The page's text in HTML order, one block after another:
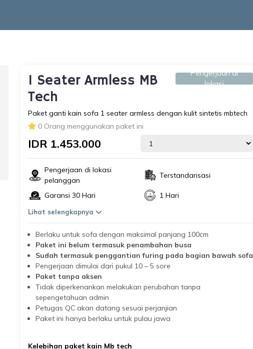
1 Seater Armless MB
Tech
Pengerjaan di
lokasi
Paket ganti kain sofa 1 seater armless dengan kulit sintetis mbtech
0 Orang menggunakan paket ini
IDR 1.453.000
Pengerjaan di lokasi
pelanggan
Terstandarisasi
Garansi 30 Hari 1 Hari
Lihat selengkapnya
Berlaku untuk sofa dengan maksimal panjang 100cm
Paket ini belum termasuk penambahan busa
Sudah termasuk penggantian furing pada bagian bawah sofa
Pengerjaan dimulai dari pukul 10 – 5 sore
Paket tanpa aksen
Tidak diperkenankan melakukan perubahan tanpa
sepengetahuan admin
Petugas QC akan datang sesuai perjanjian
Paket ini hanya berlaku untuk pulau jawa
Kelebihan paket kain Mb tech